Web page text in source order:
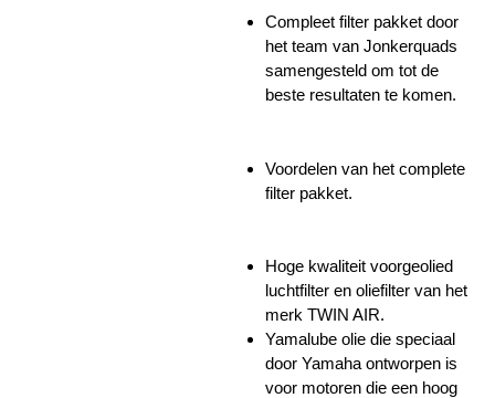
Compleet filter pakket door
het team van Jonkerquads
samengesteld om tot de
beste resultaten te komen.
Voordelen van het complete
filter pakket.
Hoge kwaliteit voorgeolied
luchtfilter en oliefilter van het
merk TWIN AIR.
Yamalube olie die speciaal
door Yamaha ontworpen is
voor motoren die een hoog